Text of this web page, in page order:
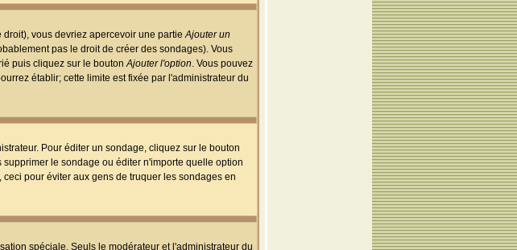
droit), vous devriez apercevoir une partieAjouter un
pas le droit de créer des sondages). Vous
puis cliquez sur le boutonAjouter l'option. Vous pouvez
établir; cette limite est fixée par l'administrateur du
Pour éditer un sondage, cliquez sur le bouton
le sondage ou éditer n'importe quelle option
pour éviter aux gens de truquer les sondages en
spéciale. Seuls le modérateur et l'administrateur du